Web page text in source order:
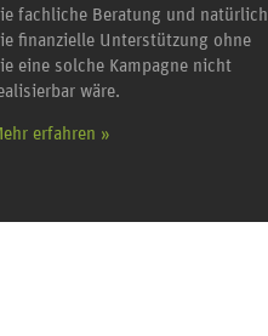
fachliche Beratung und natürlich
finanzielle Unterstützung ohne
eine solche Kampagne nicht
wäre.
erfahren »